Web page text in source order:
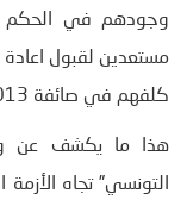
وجودهم في الحكم
مستعدين لقبول
كلفهم في صائفة 2013 الخروج من الحكم.
هذا ما يكشف عن
التونسي” تجاه